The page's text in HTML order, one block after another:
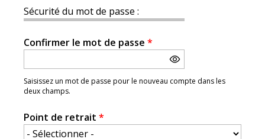
Sécurité du mot de passe :
Confirmer le mot de passe *
Saisissez un mot de passe pour le nouveau compte dans les
deux champs.
Point de retrait *